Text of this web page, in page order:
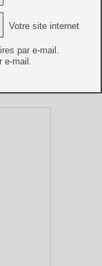
Votre site internet
par e-mail.
e-mail.